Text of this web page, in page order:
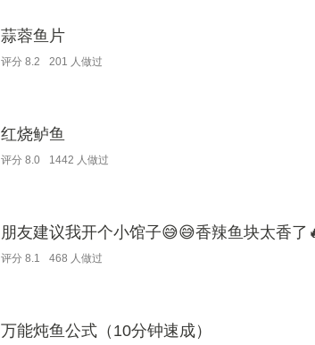
蒜蓉鱼片
评分 8.2 201 人做过
红烧鲈鱼
评分 8.0 1442 人做过
朋友建议我开个小馆子😅😅香辣鱼块太香了
评分 8.1 468 人做过
万能炖鱼公式（10分钟速成）